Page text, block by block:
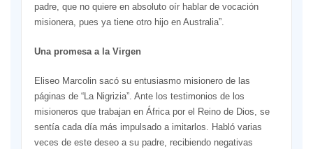
padre, que no quiere en absoluto oír hablar de vocación
misionera, pues ya tiene otro hijo en Australia”.
Una promesa a la Virgen
Eliseo Marcolin sacó su entusiasmo misionero de las
páginas de “La Nigrizia”. Ante los testimonios de los
misioneros que trabajan en África por el Reino de Dios, se
sentía cada día más impulsado a imitarlos. Habló varias
veces de este deseo a su padre, recibiendo negativas